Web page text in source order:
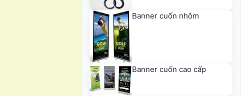
Banner cuốn nhôm
Banner cuốn cao cấp